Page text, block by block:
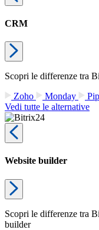
CRM
Scopri le differenze tra
Zoho
Monday
Vedi tutte le alternative
Website builder
Scopri le differenze tra
builder